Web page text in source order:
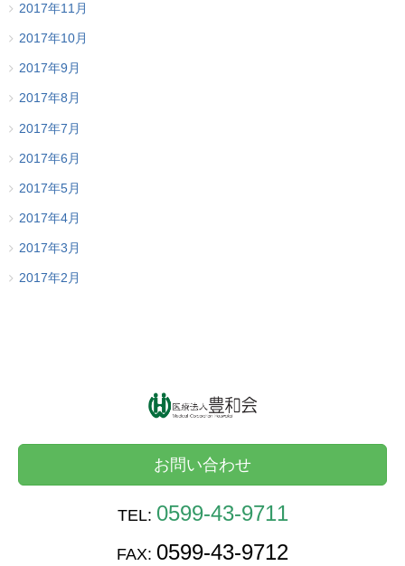
2017年11月
2017年10月
2017年9月
2017年8月
2017年7月
2017年6月
2017年5月
2017年4月
2017年3月
2017年2月
お問い合わせ
TEL: 0599-43-9711
FAX: 0599-43-9712